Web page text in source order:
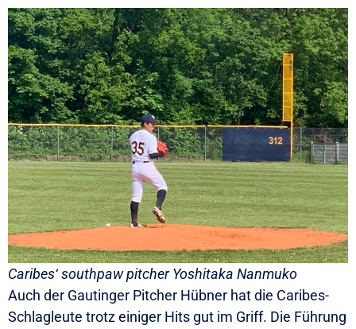
Caribes‘ southpaw pitcher Yoshitaka Nanmuko
Auch der Gautinger Pitcher Hübner hat die Caribes-
Schlagleute trotz einiger Hits gut im Griff. Die Führung